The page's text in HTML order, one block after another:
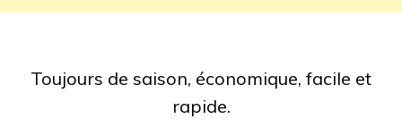
Toujours de saison, économique, facile et
rapide.